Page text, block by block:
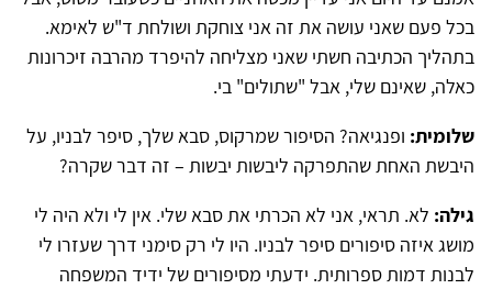
בכל פעם שאני עושה את זה אני צוחקת ושולחת ד"ש לאימא.
בתהליך הכתיבה חשתי שאני מצליחה להיפרד מהרבה זיכרונות
כאלה, שאינם שלי, אבל "שתולים" בי.
שלומית: ופנגיאה? הסיפור שמרקוס, סבא שלך, סיפר לבניו, על
היבשת האחת שהתפרקה ליבשות יבשות – זה דבר שקרה?
גילה: לא. תראי, אני לא הכרתי את סבא שלי. אין לי ולא היה לי
מושג איזה סיפורים סיפר לבניו. היו לי רק סימני דרך שעזרו לי
לבנות דמות ספרותית. ידעתי מסיפורים של ידיד המשפחה